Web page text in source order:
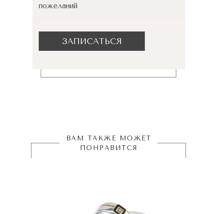
пожеланий
ЗАПИСАТЬСЯ
ВАМ ТАКЖЕ МОЖЕТ
ПОНРАВИТСЯ